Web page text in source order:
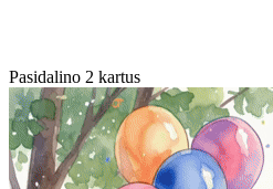
Pasidalino 2 kartus